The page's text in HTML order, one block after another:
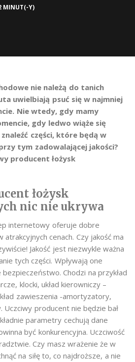
MINUT(-Y)
nie należą do tanich
uwielbiają psuć się w najmniej
Nie wtedy, gdy mamy
gdy ledwo wiąże się
części, które będą w
tym zadowalającej jakości?
producent łożysk
łożysk
nic nie ukrywa
internetowy oferuje dobre
atrakcyjnych cenach. Czy jakość ma
Jakość jest niezwykle ważna
tych części. Wpływają one
Chodzi na przykład
klocki, układ kierowniczy –
zawieszenia -amortyzatory,
producent nie będzie bał
parametry cechują dane
być konkurencyjna. Uczciwość
Czy masz wrażenie że w
na siłę to, co najdroższe, a nie